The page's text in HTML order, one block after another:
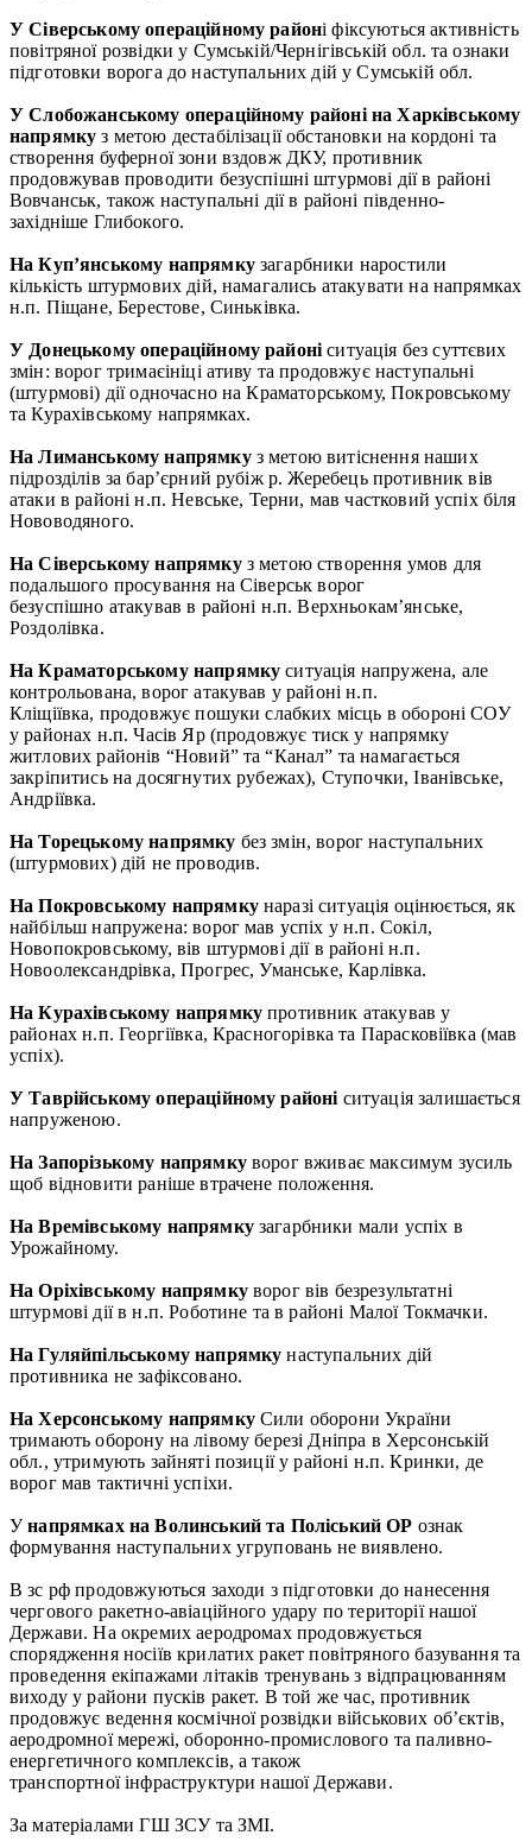
У Сіверському операційному районі фіксуються активність
повітряної розвідки у Сумській/Чернігівській обл. та ознаки
підготовки ворога до наступальних дій у Сумській обл.
У Слобожанському операційному районі на Харківському
напрямку з метою дестабілізації обстановки на кордоні та
створення буферної зони вздовж ДКУ, противник
продовжував проводити безуспішні штурмові дії в районі
Вовчанськ, також наступальні дії в районі південно-
західніше Глибокого.
На Купʼянському напрямкузагарбники наростили
кількість штурмових дій, намагались атакувати на напрямках
н.п. Піщане, Берестове, Синьківка.
У Донецькому операційному районі ситуація без суттєвих
змін: ворог тримаєініці ативу та продовжує наступальні
(штурмові) дії одночасно на Краматорському, Покровському
та Курахівському напрямках.
На Лиманському напрямкуз метою витіснення наших
підрозділів за бар’єрний рубіж р. Жеребець противник вів
атаки в районі н.п. Невське, Терни, мав частковий успіх біля
Нововодяного.
На Сіверськомунапрямкуз метою створення умов для
подальшого просування на Сіверськ ворог
безуспішно атакував в районі н.п. Верхньокам’янське,
Роздолівка.
На Краматорському напрямку ситуація напружена, але
контрольована, ворог атакував у районі н.п.
Кліщіївка, продовжує пошуки слабких місць в обороні СОУ
у районах н.п. Часів Яр (продовжує тиск у напрямку
житлових районів “Новий” та “Канал” та намагається
закріпитись на досягнутих рубежах), Ступочки, Іванівське,
Андріївка.
На Торецькомунапрямку без змін, ворог наступальних
(штурмових) дій не проводив.
НаПокровському напрямкунаразі ситуація оцінюється, як
найбільш напружена: ворог мав успіх у н.п. Сокіл,
Новопокровському, вів штурмові дії в районі н.п.
Новоолександрівка, Прогрес, Уманське, Карлівка.
На Курахівському напрямку противник атакував у
районах н.п. Георгіївка, Красногорівка та Парасковіївка (мав
успіх).
У Таврійському операційному районі ситуація залишається
напруженою.
НаЗапорізькому напрямкуворог вживає максимум зусиль
щоб відновити раніше втрачене положення.
На Времівському напрямкузагарбники мали успіх в
Урожайному.
На Оріхівському напрямкуворог вів безрезультатні
штурмові дії в н.п. Роботине та в районі Малої Токмачки.
На Гуляйпільському напрямку наступальних дій
противника не зафіксовано.
На Херсонському напрямку Сили оборони України
тримають оборону на лівому березі Дніпра в Херсонській
обл., утримують зайняті позиції у районі н.п. Кринки, де
ворог мав тактичні успіхи.
Унапрямках на Волинський та Поліський ОР ознак
формування наступальних угруповань не виявлено.
В зс рф продовжуються заходи з підготовки до нанесення
чергового ракетно-авіаційного удару по території нашої
Держави. На окремих аеродромах продовжується
спорядження носіїв крилатих ракет повітряного базування та
проведення екіпажами літаків тренувань з відпрацюванням
виходу у райони пусків ракет. В той же час, противник
продовжує ведення космічної розвідки військових об’єктів,
аеродромної мережі, оборонно-промислового та паливно-
енергетичного комплексів, а також
транспортної інфраструктури нашої Держави.
За матеріалами ГШ ЗСУ та ЗМІ.